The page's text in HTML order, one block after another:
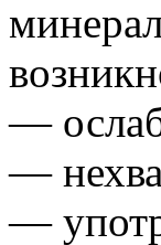
—
—
—